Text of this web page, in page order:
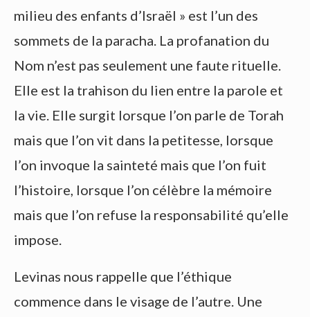
milieu des enfants d’Israël » est l’un des
sommets de la paracha. La profanation du
Nom n’est pas seulement une faute rituelle.
Elle est la trahison du lien entre la parole et
la vie. Elle surgit lorsque l’on parle de Torah
mais que l’on vit dans la petitesse, lorsque
l’on invoque la sainteté mais que l’on fuit
l’histoire, lorsque l’on célèbre la mémoire
mais que l’on refuse la responsabilité qu’elle
impose.
Levinas nous rappelle que l’éthique
commence dans le visage de l’autre. Une